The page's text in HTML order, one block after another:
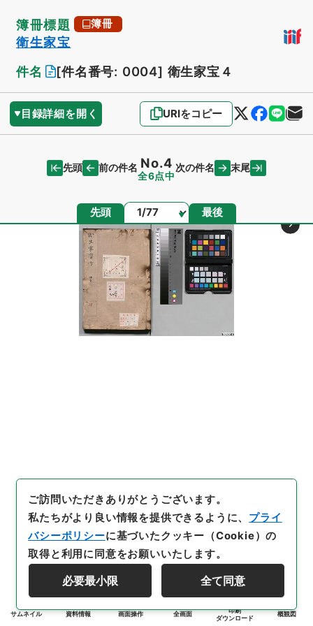
簿冊標題 簿冊
衛生家宝
件名
[件名番号: 0004] 衛生家宝４
目録詳細を開く URIをコピー
先頭 前の件名 No.4
全6点中
次の件名 末尾
先頭 ページ 最後
サムネイル 資料情報 画面操作 全画面
印刷
ダウンロード
概観図
ご訪問いただきありがとうございます。
私たちがより良い情報を提供できるように、 プライ
バシーポリシーに基づいたクッキー（Cookie）の
取得と利用に同意をお願いいたします。
必要最小限 全て同意